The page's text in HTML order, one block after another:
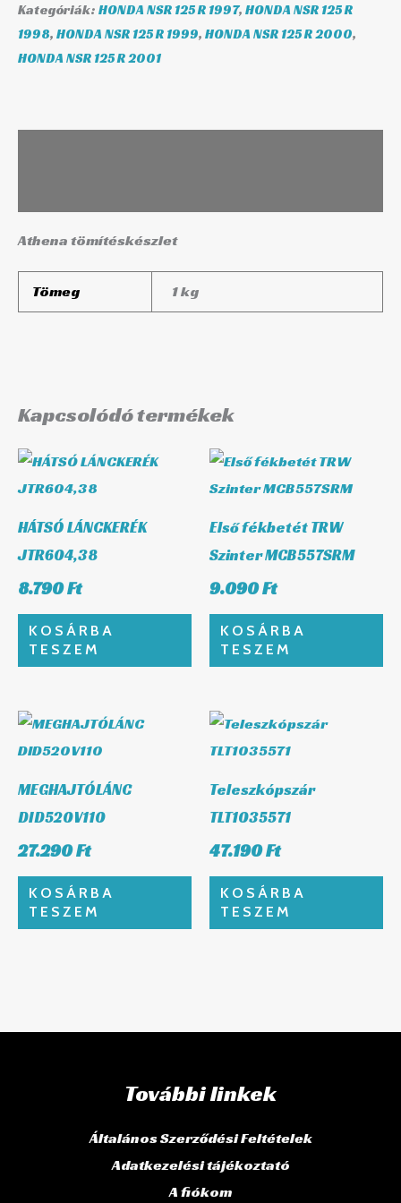
Kategóriák: HONDA NSR 125 R 1997, HONDA NSR 125 R
1998, HONDA NSR 125 R 1999, HONDA NSR 125 R 2000,
HONDA NSR 125 R 2001
Athena tömítéskészlet
Tömeg 1 kg
Kapcsolódó termékek
HÁTSÓ LÁNCKERÉK
JTR604,38
8.790Ft
KOSÁRBA
TESZEM
Első fékbetét TRW
Szinter MCB557SRM
9.090Ft
KOSÁRBA
TESZEM
MEGHAJTÓLÁNC
DID520V110
27.290Ft
KOSÁRBA
TESZEM
Teleszkópszár
TLT1035571
47.190Ft
KOSÁRBA
TESZEM
További linkek
Általános Szerződési Feltételek
Adatkezelési tájékoztató
A fiókom